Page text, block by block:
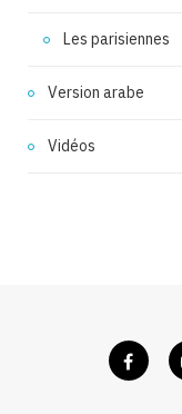
Les parisiennes
Version arabe
Vidéos